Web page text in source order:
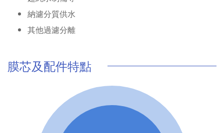
納濾分質供水
其他過濾分離
膜芯及配件特點